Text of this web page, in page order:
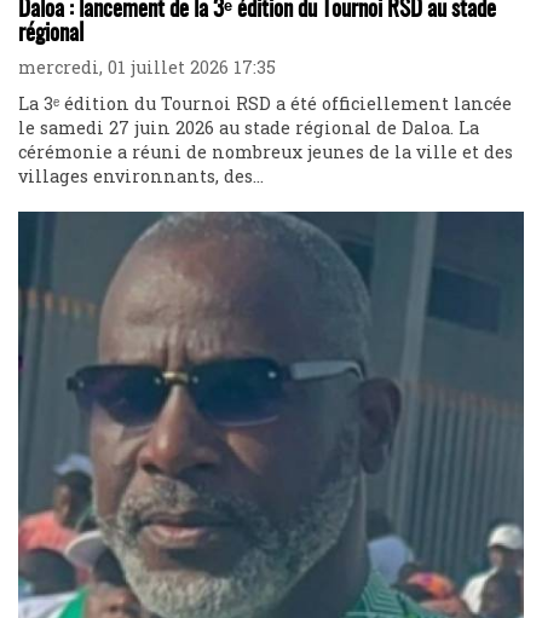
Daloa : lancement de la 3ᵉ édition du Tournoi RSD au stade
régional
mercredi, 01 juillet 2026 17:35
La 3ᵉ édition du Tournoi RSD a été officiellement lancée
le samedi 27 juin 2026 au stade régional de Daloa. La
cérémonie a réuni de nombreux jeunes de la ville et des
villages environnants, des...